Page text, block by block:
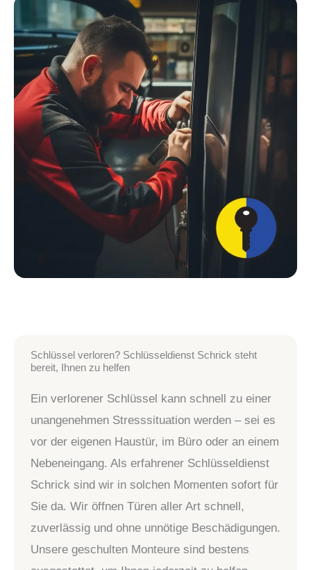
Schlüssel verloren? Schlüsseldienst Schrick steht
bereit, Ihnen zu helfen
Ein verlorener Schlüssel kann schnell zu einer
unangenehmen Stresssituation werden – sei es
vor der eigenen Haustür, im Büro oder an einem
Nebeneingang. Als erfahrener Schlüsseldienst
Schrick sind wir in solchen Momenten sofort für
Sie da. Wir öffnen Türen aller Art schnell,
zuverlässig und ohne unnötige Beschädigungen.
Unsere geschulten Monteure sind bestens